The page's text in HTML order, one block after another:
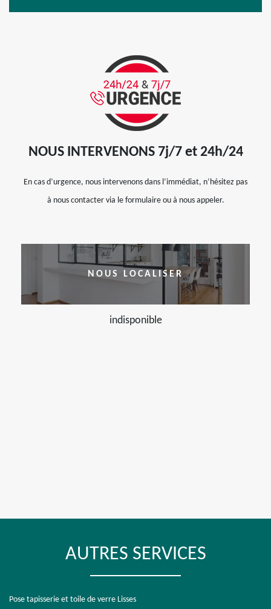
NOUS INTERVENONS 7j/7 et 24h/24
En cas d’urgence, nous intervenons dans l’immédiat, n’hésitez pas
à nous contacter via le formulaire ou à nous appeler.
NOUS LOCALISER
indisponible
AUTRES SERVICES
Pose tapisserie et toile de verre Lisses